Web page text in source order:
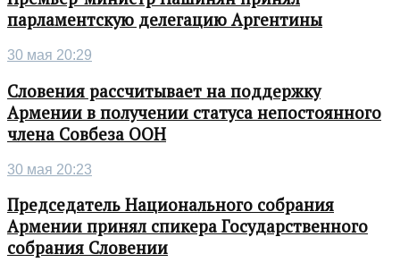
парламентскую делегацию Аргентины
30 мая 20:29
Словения рассчитывает на поддержку
Армении в получении статуса непостоянного
члена Совбеза ООН
30 мая 20:23
Председатель Национального собрания
Армении принял спикера Государственного
собрания Словении